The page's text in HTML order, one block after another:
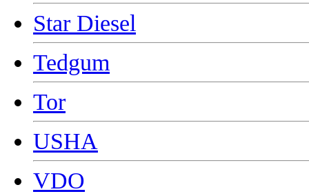
Star Diesel
Tedgum
Tor
USHA
VDO